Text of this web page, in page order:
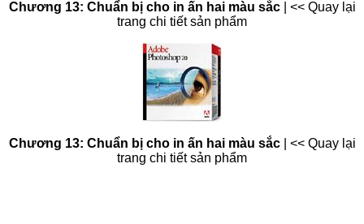
Chương 13: Chuẩn bị cho in ấn hai màu sắc
<< Quay lại
trang chi tiết sản phẩm
Chương 13: Chuẩn bị cho in ấn hai màu sắc| << Quay lại
trang chi tiết sản phẩm